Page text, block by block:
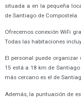
situada a en la pequeña
de Santiago de Compostela.
Ofrecemos conexión WiFi
Todas las habitaciones
El personal puede
15 está a 18 km de
más cercano es el de
Además, la puntuación de